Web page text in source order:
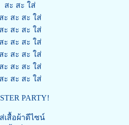
สะ สะ ใส่
สะ สะ สะ ใส่
สะ สะ สะ ใส่
สะ สะ สะ ใส่
สะ สะ สะ ใส่
สะ สะ สะ ใส่
สะ สะ สะ ใส่
PARTY!
เสื้อผ้าดีไซน์